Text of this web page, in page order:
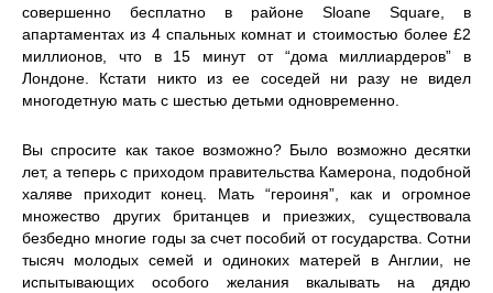
совершенно бесплатно в районе Sloane Square, в
апартаментах из 4 спальных комнат и стоимостью более £2
миллионов, что в 15 минут от “дома миллиардеров” в
Лондоне. Кстати никто из ее соседей ни разу не видел
многодетную мать с шестью детьми одновременно.
Вы спросите как такое возможно? Было возможно десятки
лет, а теперь с приходом правительства Камерона, подобной
халяве приходит конец. Мать “героиня”, как и огромное
множество других британцев и приезжих, существовала
безбедно многие годы за счет пособий от государства. Сотни
тысяч молодых семей и одиноких матерей в Англии, не
испытывающих особого желания вкалывать на дядю